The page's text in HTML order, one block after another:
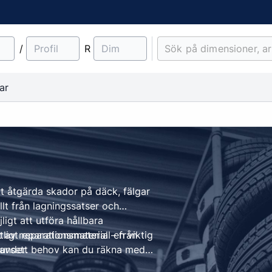
/ R
Entreprenad & Maskiner
Lastbilsfälgar
O-ringar
Fälgtillbehör
Pinnbultar
Fälgskydd
Bult & Mutter
Centreringsringar
åtgärda skador på däck, fälgar
från lagningssatser och
att utföra hållbara
reparationsmaterial en viktig
reparationsmaterial – från
behov kan du räkna med